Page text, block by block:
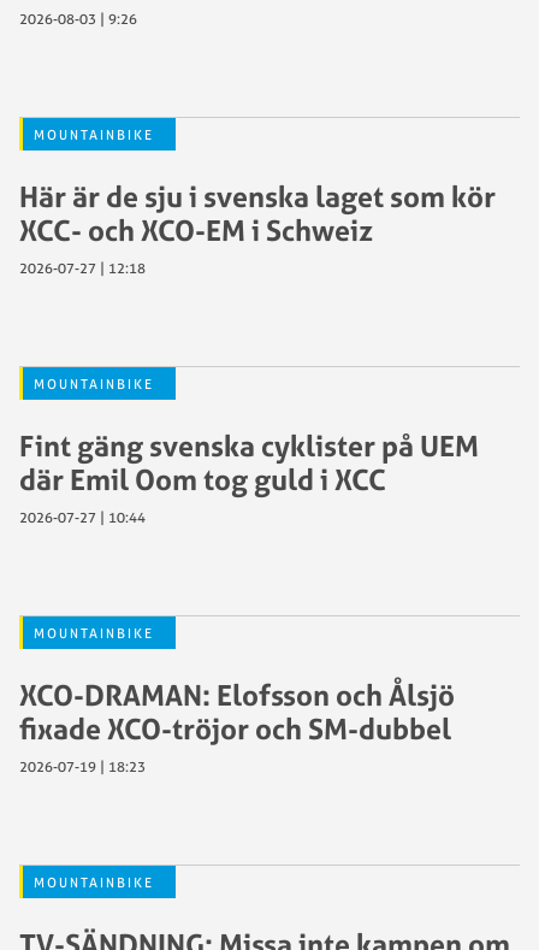
2026-08-03 | 9:26
MOUNTAINBIKE
Här är de sju i svenska laget som kör
XCC- och XCO-EM i Schweiz
2026-07-27 | 12:18
MOUNTAINBIKE
Fint gäng svenska cyklister på UEM
där Emil Oom tog guld i XCC
2026-07-27 | 10:44
MOUNTAINBIKE
XCO-DRAMAN: Elofsson och Ålsjö
fixade XCO-tröjor och SM-dubbel
2026-07-19 | 18:23
MOUNTAINBIKE